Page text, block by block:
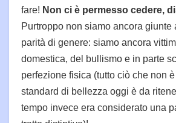
fare! Non ci è permesso cedere,
Purtroppo non siamo ancora giunte
parità di genere: siamo ancora
domestica, del bullismo e in parte
perfezione fisica (tutto ciò che non
standard di bellezza oggi è da
tempo invece era considerato una